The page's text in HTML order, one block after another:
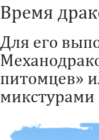
Время
Для его
питомцев»
микстурами